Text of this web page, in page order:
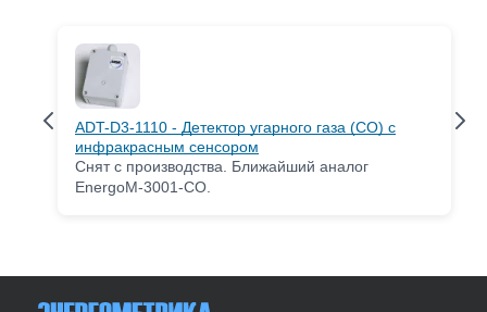
ADT-D3-1110 - Детектор угарного газа (CO) с
инфракрасным сенсором
Снят с производства. Ближайший аналог
EnergoM-3001-CO.